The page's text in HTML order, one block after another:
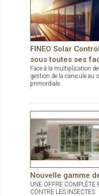
FINEO Solar
sous toutes ses
Face à la multiplication
gestion de la canicule au
primordiale.
Nouvelle gamme
UNE OFFRE COMPLÈTE
CONTRE LES INSECTES